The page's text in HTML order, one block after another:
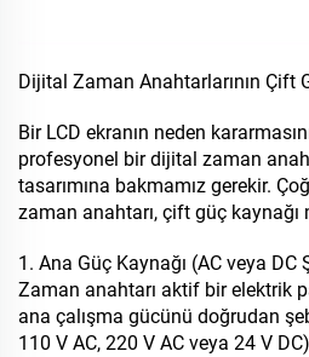
Dijital Zaman Anahtarlarının Çift
Bir LCD ekranın neden
profesyonel bir dijital zaman
tasarımına bakmamız gerekir.
zaman anahtarı, çift güç kaynağı
1. Ana Güç Kaynağı (AC veya DC
Zaman anahtarı aktif bir elektrik
ana çalışma gücünü doğrudan
110 V AC, 220 V AC veya 24 V